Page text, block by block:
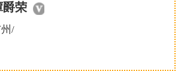
用户作品已成功备案！
用户作品已成功备案！
爵荣
/